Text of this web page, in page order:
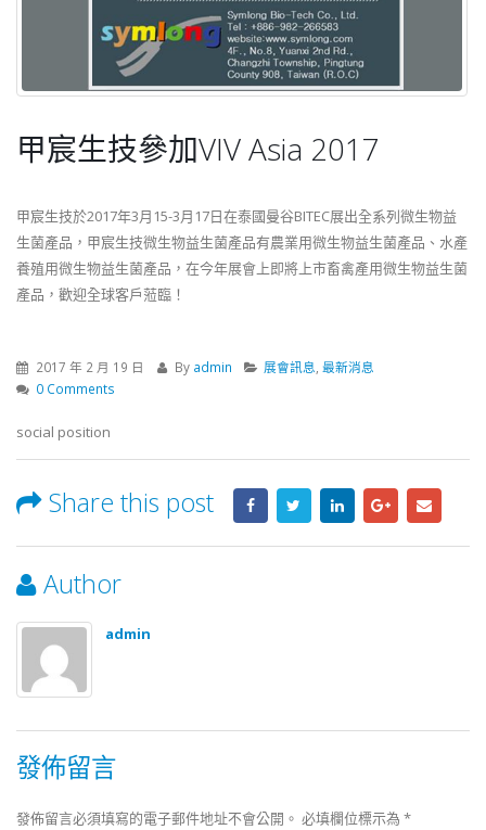
甲宸生技參加VIV Asia 2017
甲宸生技於2017年3月15-3月17日在泰國曼谷BITEC展出全系列微生物益
生菌產品，甲宸生技微生物益生菌產品有農業用微生物益生菌產品、水產
養殖用微生物益生菌產品，在今年展會上即將上市畜禽產用微生物益生菌
產品，歡迎全球客戶蒞臨！
2017 年 2 月 19 日 By admin 展會訊息 ,最新消息
0 Comments
social position
Share this post
Author
admin
發佈留言
發佈留言必須填寫的電子郵件地址不會公開。 必填欄位標示為 *